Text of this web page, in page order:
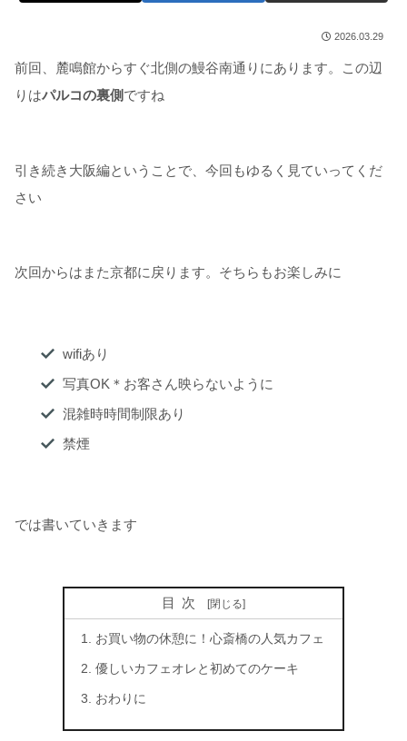
2026.03.29
前回、麓鳴館からすぐ北側の鰻谷南通りにあります。この辺
りはパルコの裏側ですね
引き続き大阪編ということで、今回もゆるく見ていってくだ
さい
次回からはまた京都に戻ります。そちらもお楽しみに
wifiあり
写真OK＊お客さん映らないように
混雑時時間制限あり
禁煙
では書いていきます
目次
お買い物の休憩に！心斎橋の人気カフェ
優しいカフェオレと初めてのケーキ
おわりに